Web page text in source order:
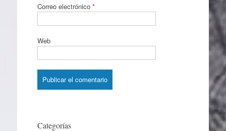
Correo electrónico *
Web
Categorías